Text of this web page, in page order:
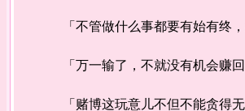
「不管做什么事都要有始有终，
「万一输了，不就没有机会赚回
「赌博这玩意儿不但不能贪得无